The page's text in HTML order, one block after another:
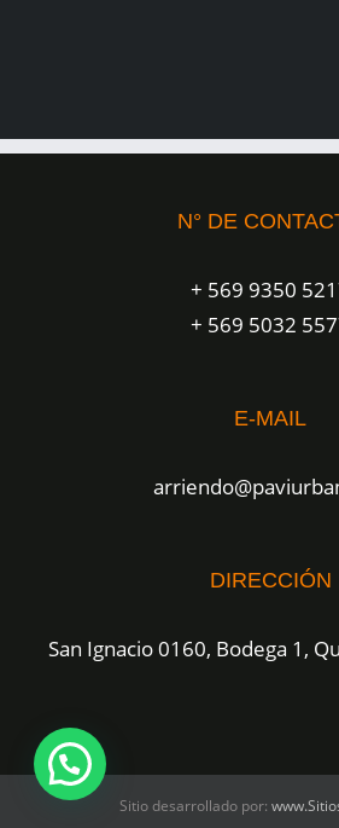
N° DE
+ 569 9350
+ 569 5032
E-MAIL
DIRECCIÓN
San Ignacio 0160, Bodega 1,
Sitio desarrollado por: